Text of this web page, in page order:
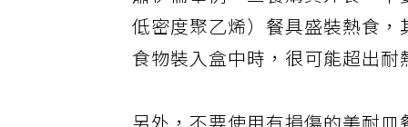
低密度聚乙烯）餐具盛裝熱食
食物裝入盒中時，很可能超出